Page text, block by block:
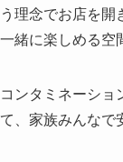
理念でお店を
緒に楽しめる空
ンタミネーシ
、家族みんな